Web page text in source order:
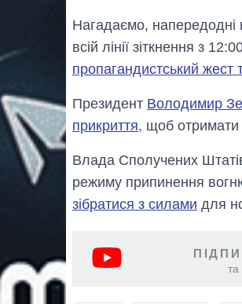
Нагадаємо, напередодні
всій лінії зіткнення з
пропагандистський жест
Президент Володимир
прикриття, щоб отримати
Влада Сполучених
режиму припинення
зібратися з силами для
та